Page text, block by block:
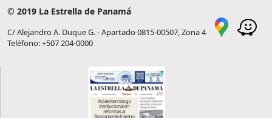
© 2019 La Estrella de Panamá
C/ Alejandro A. Duque G. - Apartado 0815-00507, Zona 4
Teléfono: +507 204-0000